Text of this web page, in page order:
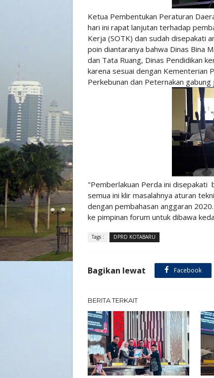
Ketua Pembentukan Peraturan
hari ini rapat lanjutan terhadap
Kerja (SOTK) dan sudah disepakati
poin diantaranya bahwa Dinas Bina
dan Tata Ruang, Dinas Pendidikan
karena sesuai dengan Kementerian
Perkebunan dan Peternakan gabung
"Pemberlakuan Perda ini disepakati
semua ini klir masalahnya aturan
dengan pembahasan anggaran
ke pimpinan forum untuk dibawa
Tags : DPRD KOTABARU
Bagikan lewat Facebook
BERITA TERKAIT